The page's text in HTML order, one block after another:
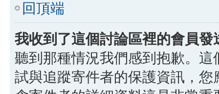
回頂端
我收到了這個討論區裡的會員
聽到那種情況我們感到抱歉。
試與追蹤寄件者的保護資訊，